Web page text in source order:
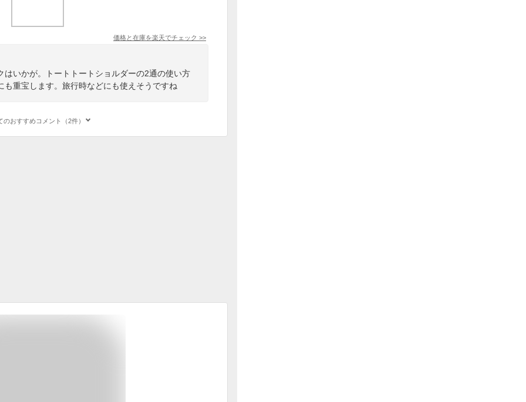
価格と在庫を楽天でチェック >>
はいかが。トートトートショルダーの2通の使い方
も重宝します。旅行時などにも使えそうですね
のおすすめコメント（2件）